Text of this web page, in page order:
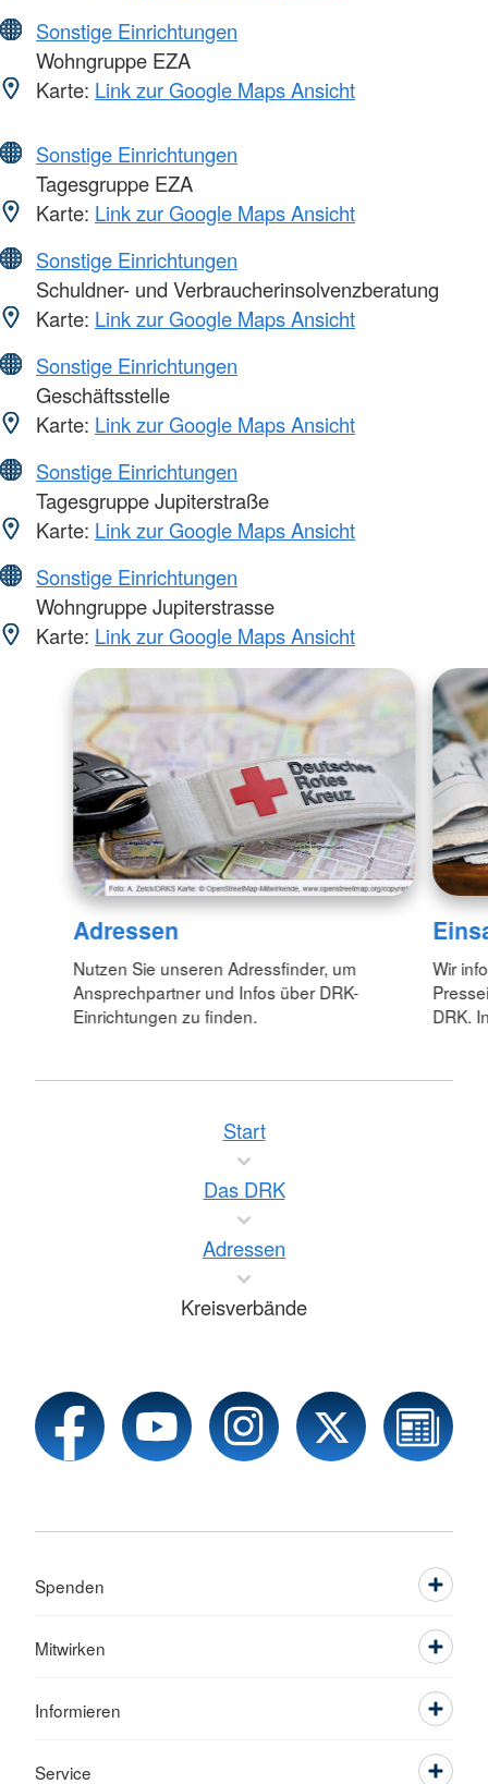
Sonstige Einrichtungen
Wohngruppe EZA
Karte: Link zur Google Maps Ansicht
Sonstige Einrichtungen
Tagesgruppe EZA
Karte: Link zur Google Maps Ansicht
Sonstige Einrichtungen
Schuldner- und Verbraucherinsolvenzberatung
Karte: Link zur Google Maps Ansicht
Sonstige Einrichtungen
Geschäftsstelle
Karte: Link zur Google Maps Ansicht
Sonstige Einrichtungen
Tagesgruppe Jupiterstraße
Karte: Link zur Google Maps Ansicht
Sonstige Einrichtungen
Wohngruppe Jupiterstrasse
Karte: Link zur Google Maps Ansicht
Adressen
Nutzen Sie unseren Adressfinder, um
Ansprechpartner und Infos über DRK-
Einrichtungen zu finden.
Wir
DRK.
Start
Das DRK
Adressen
Kreisverbände
Spenden
Mitwirken
Informieren
Service